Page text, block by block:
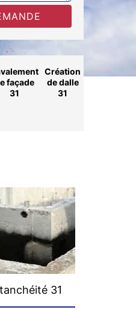
façade
31
Création
de dalle
31
31